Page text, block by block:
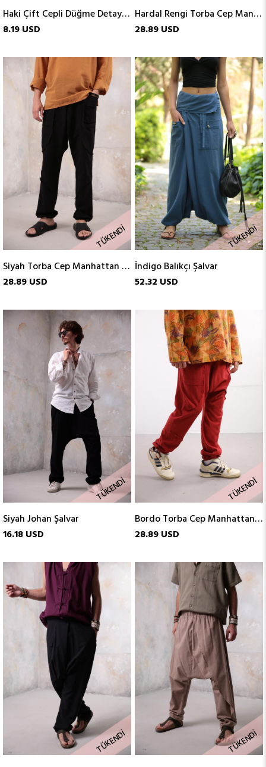
Haki Çift Cepli Düğme Detaylı Porto Şalvar
8.19 USD
Hardal Rengi Torba Cep Manhattan Şalvar
28.89 USD
TÜKENDI
Siyah Torba Cep Manhattan Şalvar
28.89 USD
TÜKENDI
İndigo Balıkçı Şalvar
52.32 USD
TÜKENDI
Siyah Johan Şalvar
16.18 USD
TÜKENDI
Bordo Torba Cep Manhattan Şalvar
28.89 USD
TÜKENDI TÜKENDI